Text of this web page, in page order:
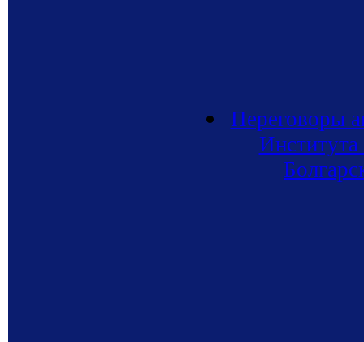
Переговоры